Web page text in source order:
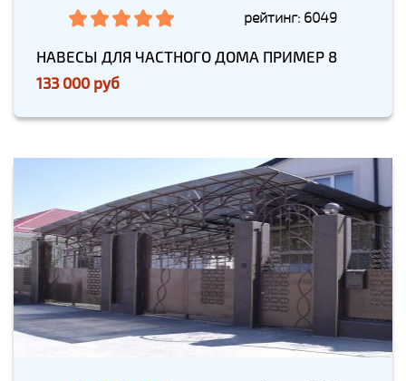
рейтинг: 6049
НАВЕСЫ ДЛЯ ЧАСТНОГО ДОМА ПРИМЕР 8
133 000 руб